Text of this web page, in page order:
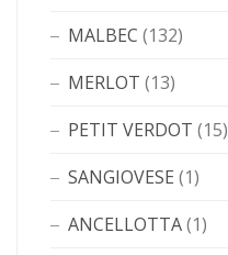
MALBEC (132)
MERLOT (13)
PETIT VERDOT (15)
SANGIOVESE (1)
ANCELLOTTA(1)